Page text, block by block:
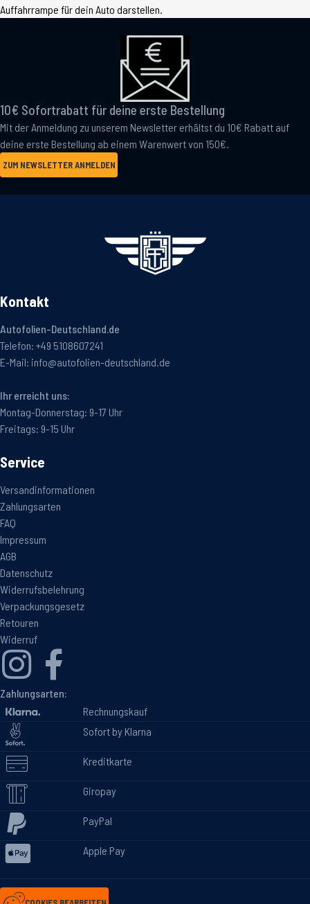
Auffahrrampe für dein Auto darstellen.
10€ Sofortrabatt für deine erste Bestellung
Mit der Anmeldung zu unserem Newsletter erhältst du 10€ Rabatt auf
deine erste Bestellung ab einem Warenwert von 150€.
ZUM NEWSLETTER ANMELDEN
Kontakt
Autofolien-Deutschland.de
Telefon: +49 5108607241
E-Mail: info@autofolien-deutschland.de
Ihr erreicht uns:
Montag-Donnerstag: 9-17 Uhr
Freitags: 9-15 Uhr
Service
Versandinformationen
Zahlungsarten
FAQ
Impressum
AGB
Datenschutz
Widerrufsbelehrung
Verpackungsgesetz
Retouren
Widerruf
Zahlungsarten:
Rechnungskauf
Sofort by Klarna
Kreditkarte
Giropay
PayPal
Apple Pay